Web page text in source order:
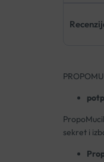
sekret i